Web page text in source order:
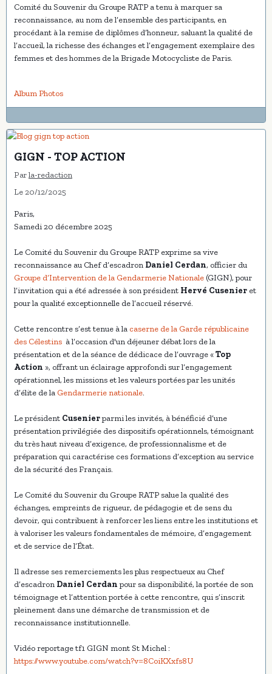
Comité du Souvenir du Groupe RATP a tenu à marquer sa
reconnaissance, au nom de l’ensemble des participants, en
procédant à la remise de diplômes d’honneur, saluant la qualité de
l’accueil, la richesse des échanges et l’engagement exemplaire des
femmes et des hommes de la Brigade Motocycliste de Paris.
Album Photos
GIGN - TOP ACTION
Parla-redaction
Le 20/12/2025
Paris,
Samedi 20 décembre 2025
Le Comité du Souvenir du Groupe RATP exprime sa vive
reconnaissance au Chef d’escadron Daniel Cerdan, officier du
Groupe d’Intervention de la Gendarmerie Nationale (GIGN), pour
l’invitation qui a été adressée à son président Hervé Cusenier et
pour la qualité exceptionnelle de l’accueil réservé.
Cette rencontre s’est tenue à la caserne de la Garde républicaine
des Célestins à l’occasion d'un déjeuner débat lors de la
présentation et de la séance de dédicace de l’ouvrage «Top
Action », offrant un éclairage approfondi sur l’engagement
opérationnel, les missions et les valeurs portées par les unités
d’élite de la Gendarmerie nationale.
Le président Cusenierparmi les invités, à bénéficié d’une
présentation privilégiée des dispositifs opérationnels, témoignant
du très haut niveau d’exigence, de professionnalisme et de
préparation qui caractérise ces formations d’exception au service
de la sécurité des Français.
Le Comité du Souvenir du Groupe RATP salue la qualité des
échanges, empreints de rigueur, de pédagogie et de sens du
devoir, qui contribuent à renforcer les liens entre les institutions et
à valoriser les valeurs fondamentales de mémoire, d’engagement
et de service de l’État.
Il adresse ses remerciements les plus respectueux au Chef
d’escadron Daniel Cerdanpour sa disponibilité, la portée de son
témoignage et l’attention portée à cette rencontre, qui s’inscrit
pleinement dans une démarche de transmission et de
reconnaissance institutionnelle.
Vidéo reportage tf1 GIGN mont St Michel :
https://www.youtube.com/watch?v=8CoiKXxfs8U